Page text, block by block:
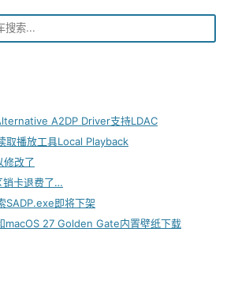
A2DP Driver支持LDAC
取播放工具Local Playback
修改了
销卡退费了…
SADP.exe即将下架
macOS 27 Golden Gate内置壁纸下载